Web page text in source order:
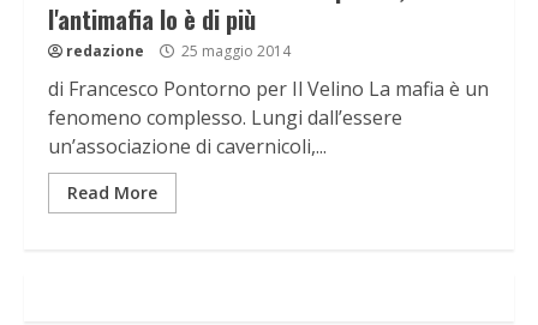
l'antimafia lo è di più
redazione 25 maggio 2014
di Francesco Pontorno per Il Velino La mafia è un
fenomeno complesso. Lungi dall’essere
un’associazione di cavernicoli,...
Read More